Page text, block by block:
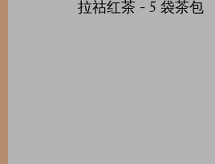
拉祜红茶 - 5 袋茶包